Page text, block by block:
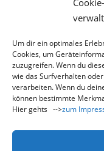
Um dir ein optimales
Cookies, um
zuzugreifen. Wenn du
wie das Surfverhalten
verarbeiten. Wenn du
können bestimmte
Hier gehts -->zum
fliegen über
betrachten.
Hier eine